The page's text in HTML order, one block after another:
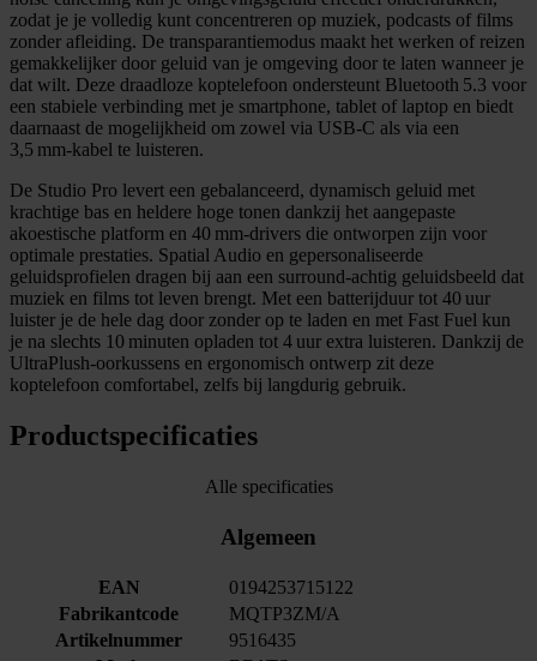
zodat je je volledig kunt concentreren op muziek, podcasts of films
zonder afleiding. De transparantiemodus maakt het werken of reizen
gemakkelijker door geluid van je omgeving door te laten wanneer je
dat wilt. Deze draadloze koptelefoon ondersteunt Bluetooth 5.3 voor
een stabiele verbinding met je smartphone, tablet of laptop en biedt
daarnaast de mogelijkheid om zowel via USB‑C als via een
3,5 mm‑kabel te luisteren.
De Studio Pro levert een gebalanceerd, dynamisch geluid met
krachtige bas en heldere hoge tonen dankzij het aangepaste
akoestische platform en 40 mm‑drivers die ontworpen zijn voor
optimale prestaties. Spatial Audio en gepersonaliseerde
geluidsprofielen dragen bij aan een surround‑achtig geluidsbeeld dat
muziek en films tot leven brengt. Met een batterijduur tot 40 uur
luister je de hele dag door zonder op te laden en met Fast Fuel kun
je na slechts 10 minuten opladen tot 4 uur extra luisteren. Dankzij de
UltraPlush‑oorkussens en ergonomisch ontwerp zit deze
koptelefoon comfortabel, zelfs bij langdurig gebruik.
Productspecificaties
Alle specificaties
Algemeen
EAN
0194253715122
Fabrikantcode
MQTP3ZM/A
Artikelnummer
9516435